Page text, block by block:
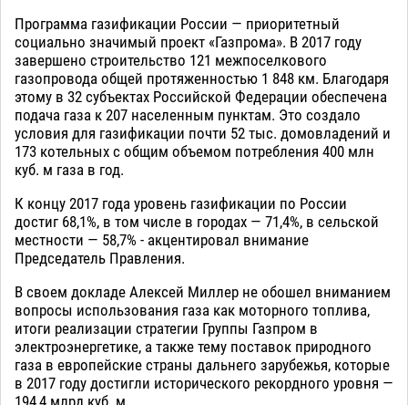
Программа газификации России — приоритетный
социально значимый проект «Газпрома». В 2017 году
завершено строительство 121 межпоселкового
газопровода общей протяженностью 1 848 км. Благодаря
этому в 32 субъектах Российской Федерации обеспечена
подача газа к 207 населенным пунктам. Это создало
условия для газификации почти 52 тыс. домовладений и
173 котельных с общим объемом потребления 400 млн
куб. м газа в год.
К концу 2017 года уровень газификации по России
достиг 68,1%, в том числе в городах — 71,4%, в сельской
местности — 58,7% - акцентировал внимание
Председатель Правления.
В своем докладе Алексей Миллер не обошел вниманием
вопросы использования газа как моторного топлива,
итоги реализации стратегии Группы Газпром в
электроэнергетике, а также тему поставок природного
газа в европейские страны дальнего зарубежья, которые
в 2017 году достигли исторического рекордного уровня —
194,4 млрд куб. м.